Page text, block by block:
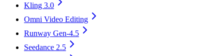
Kling 3.0
Omni Video Editing
Runway Gen-4.5
Seedance 2.5